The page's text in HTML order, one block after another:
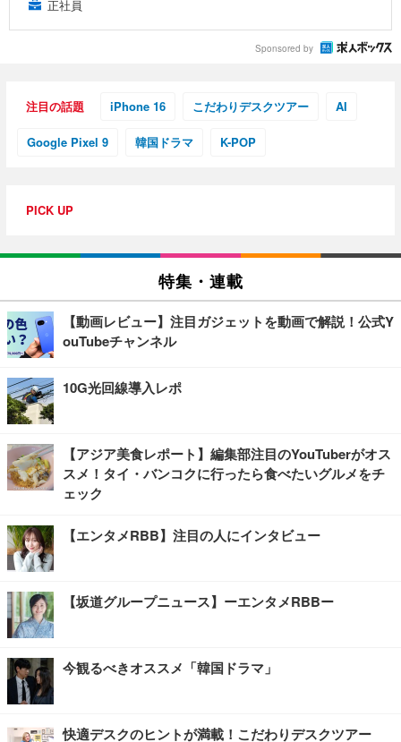
正社員
Sponsored by
注目の話題 iPhone 16 こだわりデスクツアー AI
Google Pixel 9 韓国ドラマ K-POP
PICK UP
特集・連載
【動画レビュー】注目ガジェットを動画で解説！公式Y
ouTubeチャンネル
10G光回線導入レポ
【アジア美食レポート】編集部注目のYouTuberがオス
スメ！タイ・バンコクに行ったら食べたいグルメをチ
ェック
【エンタメRBB】注目の人にインタビュー
【坂道グループニュース】ーエンタメRBBー
今観るべきオススメ「韓国ドラマ」
快適デスクのヒントが満載！こだわりデスクツアー